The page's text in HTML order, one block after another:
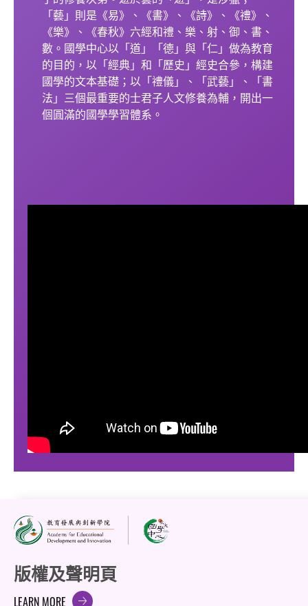
「藝」則是《易》、《書》、《詩》、《禮》、
《樂》、《春秋》六經和禮、樂、射、御、書、
數。國學中心以「道」「德」與「仁」做為教育
的目的，以「經典」和「歷史」經史合參，構建
國學的文本基礎；以「禮儀」、「武藝」、「書
法」三個最重要的士君子人文修養為輔，開出一
個圓滿的國學學習體系。
版權及聲明頁
LEARN MORE